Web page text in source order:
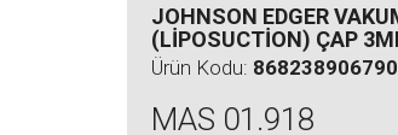
JOHNSON EDGER
(LİPOSUCTİON) ÇAP
Ürün Kodu:
MAS 01.918